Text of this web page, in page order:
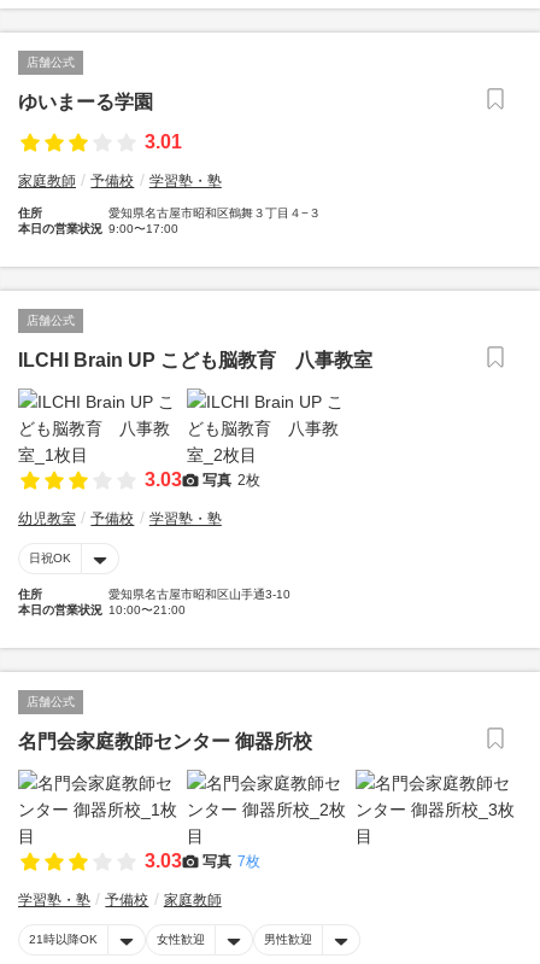
店舗公式
ゆいまーる学園
3.01
家庭教師 予備校 学習塾・塾
住所
愛知県名古屋市昭和区鶴舞３丁目４−３
本日の営業状況 9:00〜17:00
店舗公式
ILCHI Brain UP こども脳教育 八事教室
3.03 写真 2枚
幼児教室 予備校 学習塾・塾
日祝OK
住所
愛知県名古屋市昭和区山手通3-10
本日の営業状況 10:00〜21:00
店舗公式
名門会家庭教師センター 御器所校
3.03 写真 7枚
学習塾・塾 予備校 家庭教師
21時以降OK 女性歓迎 男性歓迎